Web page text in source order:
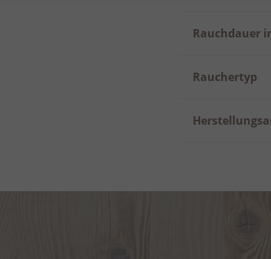
Rauchdauer
Rauchertyp